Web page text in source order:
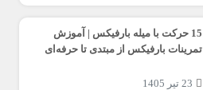
15 حرکت با میله بارفیکس | آموزش
تمرینات بارفیکس از مبتدی تا حرفه‌ای
23 تیر 1405